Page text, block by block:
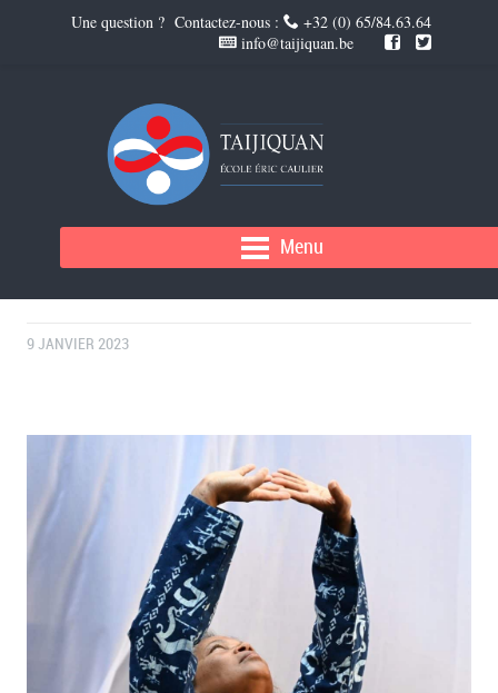
Menu
NOUVEAU COURS À ASQUILLIES AU
CENTRE MÉDICAL EOLE
9 JANVIER 2023
Une question ? Contactez-nous :
+32 (0) 65/84.63.64
info@taijiquan.be